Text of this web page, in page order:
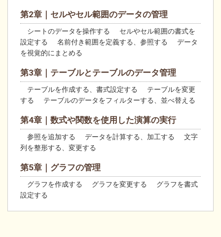
第2章｜セルやセル範囲のデータの管理
シートのデータを操作する セルやセル範囲の書式を
設定する 名前付き範囲を定義する、参照する データ
を視覚的にまとめる
第3章｜テーブルとテーブルのデータ管理
テーブルを作成する、書式設定する テーブルを変更
する テーブルのデータをフィルターする、並べ替える
第4章｜数式や関数を使用した演算の実行
参照を追加する データを計算する、加工する 文字
列を整形する、変更する
第5章｜グラフの管理
グラフを作成する グラフを変更する グラフを書式
設定する